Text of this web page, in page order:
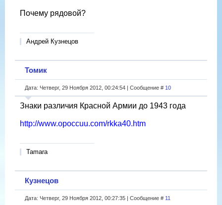
Почему рядовой?
Андрей Кузнецов
Томик
Дата: Четверг, 29 Ноября 2012, 00:24:54 | Сообщение # 10
Знаки различия Красной Армии до 1943 года
http://www.opoccuu.com/rkka40.htm
Tamara
Кузнецов
Дата: Четверг, 29 Ноября 2012, 00:27:35 | Сообщение # 11